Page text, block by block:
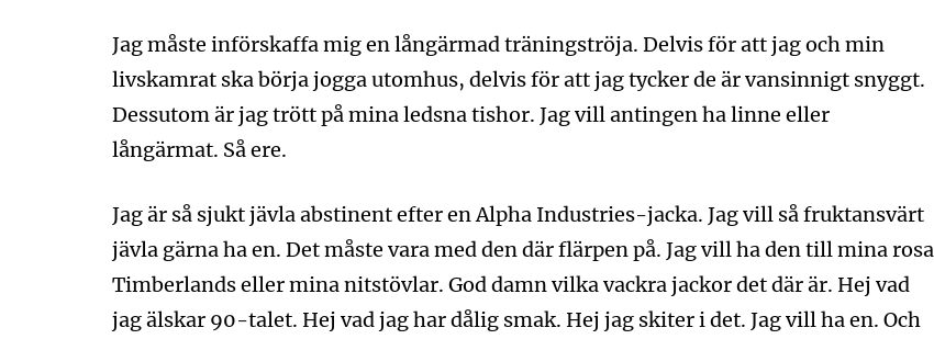
Jag måste införskaffa mig en långärmad träningströja. Delvis för att jag och min
livskamrat ska börja jogga utomhus, delvis för att jag tycker de är vansinnigt snyggt.
Dessutom är jag trött på mina ledsna tishor. Jag vill antingen ha linne eller
långärmat. Så ere.
Jag är så sjukt jävla abstinent efter en Alpha Industries-jacka. Jag vill så fruktansvärt
jävla gärna ha en. Det måste vara med den där flärpen på. Jag vill ha den till mina rosa
Timberlands eller mina nitstövlar. God damn vilka vackra jackor det där är. Hej vad
jag älskar 90-talet. Hej vad jag har dålig smak. Hej jag skiter i det. Jag vill ha en. Och